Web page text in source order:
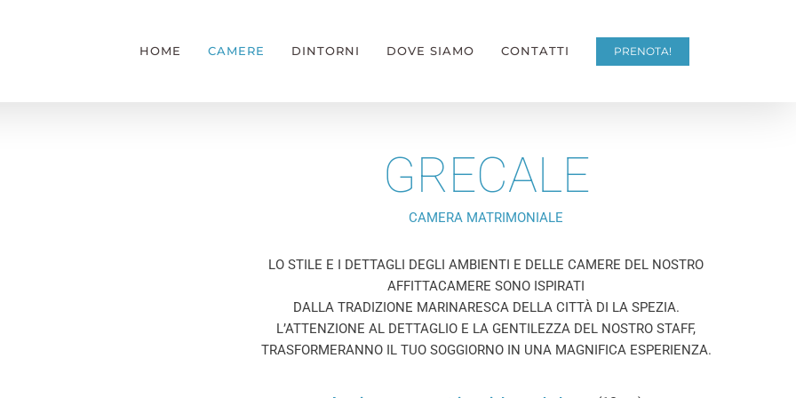
HOME CAMERE DINTORNI DOVE SIAMO CONTATTI PRENOTA!
GRECALE
CAMERA MATRIMONIALE
LO STILE E I DETTAGLI DEGLI AMBIENTI E DELLE CAMERE DEL NOSTRO
AFFITTACAMERE SONO ISPIRATI
DALLA TRADIZIONE MARINARESCA DELLA CITTÀ DI LA SPEZIA.
L’ATTENZIONE AL DETTAGLIO E LA GENTILEZZA DEL NOSTRO STAFF,
TRASFORMERANNO IL TUO SOGGIORNO IN UNA MAGNIFICA ESPERIENZA.